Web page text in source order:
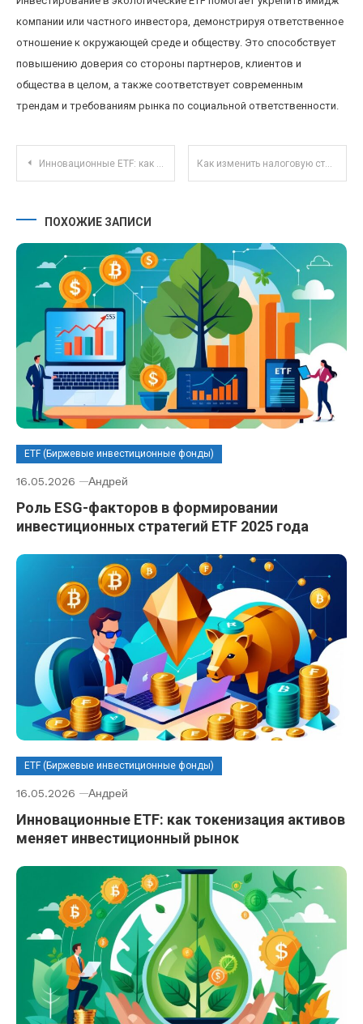
компании или частного инвестора, демонстрируя ответственное
отношение к окружающей среде и обществу. Это способствует
повышению доверия со стороны партнеров, клиентов и
общества в целом, а также соответствует современным
трендам и требованиям рынка по социальной ответственности.
Навигация по записям
Инновационные ETF: как ESG-фонды влияют на устойчивое инвестирование 2025 года Как изменить налоговую ставку для малых предприятий в 2025 году: новые правила и возможности
ПОХОЖИЕ ЗАПИСИ
ETF (Биржевые инвестиционные фонды)
16.05.2026 Андрей
Роль ESG-факторов в формировании
инвестиционных стратегий ETF 2025 года
ETF (Биржевые инвестиционные фонды)
16.05.2026 Андрей
Инновационные ETF: как токенизация активов
меняет инвестиционный рынок